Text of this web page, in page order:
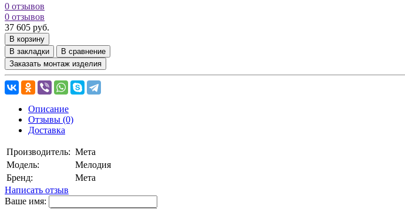
0 отзывов
0 отзывов
37 605 руб.
В корзину
В закладки
В сравнение
Заказать монтаж изделия
Описание
Отзывы (0)
Доставка
Производитель: Мета
Модель:
Мелодия
Бренд:
Мета
Написать отзыв
Ваше имя: